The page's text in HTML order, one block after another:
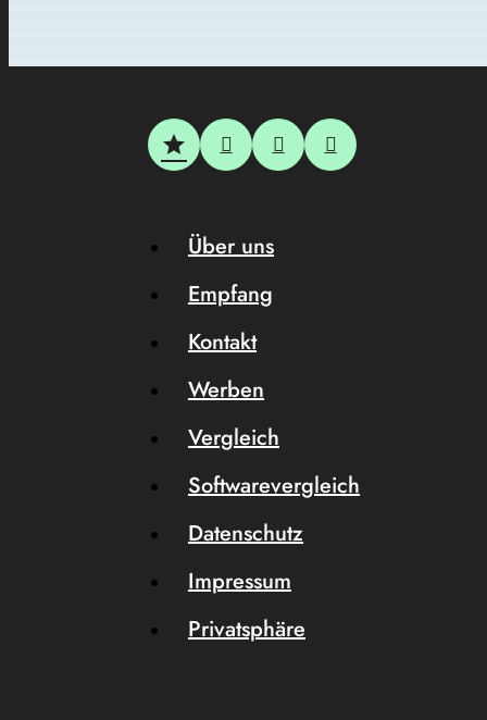
Über uns
Empfang
Kontakt
Werben
Vergleich
Softwarevergleich
Datenschutz
Impressum
Privatsphäre